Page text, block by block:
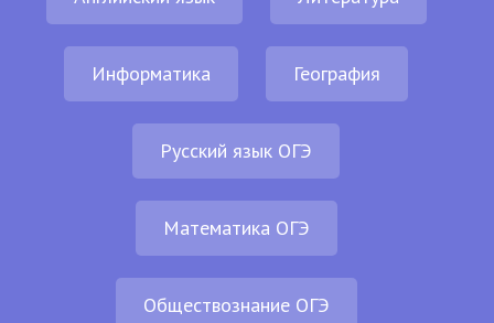
Информатика География
Русский язык ОГЭ
Математика ОГЭ
Обществознание ОГЭ